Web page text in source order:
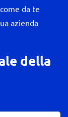
da te
azienda
della